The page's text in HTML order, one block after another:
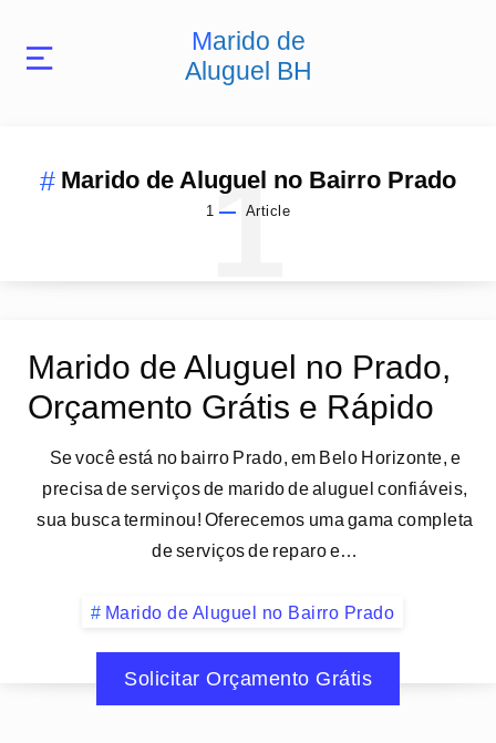
Marido de
Aluguel BH
Marido de Aluguel no Bairro Prado
1 Article
1
Marido de Aluguel no Prado,
Orçamento Grátis e Rápido
Se você está no bairro Prado, em Belo Horizonte, e
precisa de serviços de marido de aluguel confiáveis,
sua busca terminou! Oferecemos uma gama completa
de serviços de reparo e…
Marido de Aluguel no Bairro Prado
Solicitar Orçamento Grátis